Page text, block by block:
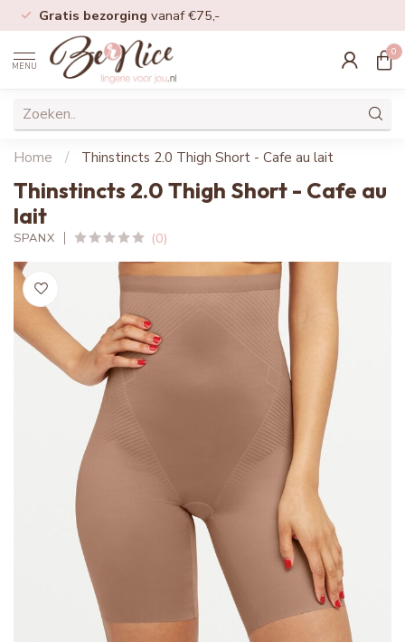
Gratis bezorging vanaf €75,-
MENU
0
Home / Thinstincts 2.0 Thigh Short - Cafe au lait
Thinstincts 2.0 Thigh Short - Cafe au
lait
SPANX (0)